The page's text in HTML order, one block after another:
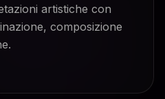
artistiche con
composizione